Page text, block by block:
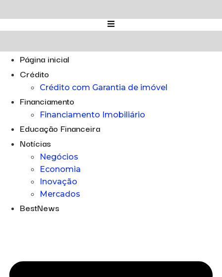
para
o
Página inicial
Crédito
Crédito com Garantia de imóvel
Financiamento
Financiamento Imobiliário
Educação Financeira
Notícias
Negócios
Economia
Inovação
Mercados
BestNews